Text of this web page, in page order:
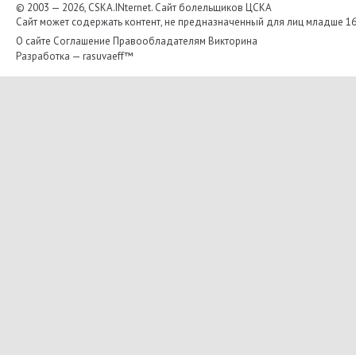
© 2003 — 2026, CSKA.INternet. Cайт болельщиков ЦСКА
Сайт может содержать контент, не предназначенный для лиц младше
О сайте Соглашение Правообладателям Викторина
Разработка — rasuvaeff™